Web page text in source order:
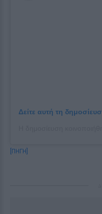
Δείτε αυτή τη
[ΠΗΓΗ]